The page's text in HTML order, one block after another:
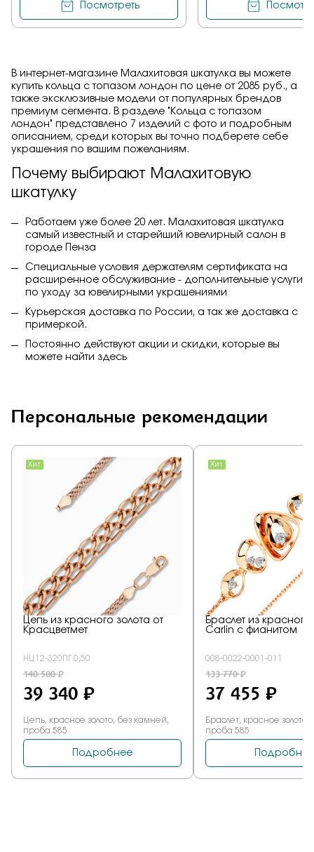
Посмотреть
В интернет-магазине Малахитовая шкатулка вы можете
купить кольца с топазом лондон по цене от 2085 руб., а
также эксклюзивные модели от популярных брендов
премиум сегмента. В разделе "Кольца с топазом
лондон" представлено 7 изделий с фото и подробным
описанием, среди которых вы точно подберете себе
украшения по вашим пожеланиям.
Почему выбирают Малахитовую
шкатулку
Работаем уже более 20 лет. Малахитовая шкатулка
самый известный и старейший ювелирный салон в
городе Пенза
Специальные условия держателям сертификата на
расширенное обслуживание - дополнительные услуги
по уходу за ювелирными украшениями
Курьерская доставка по России, а так же доставка с
примеркой.
Постоянно действуют акции и скидки, которые вы
можете найти здесь
Персональные рекомендации